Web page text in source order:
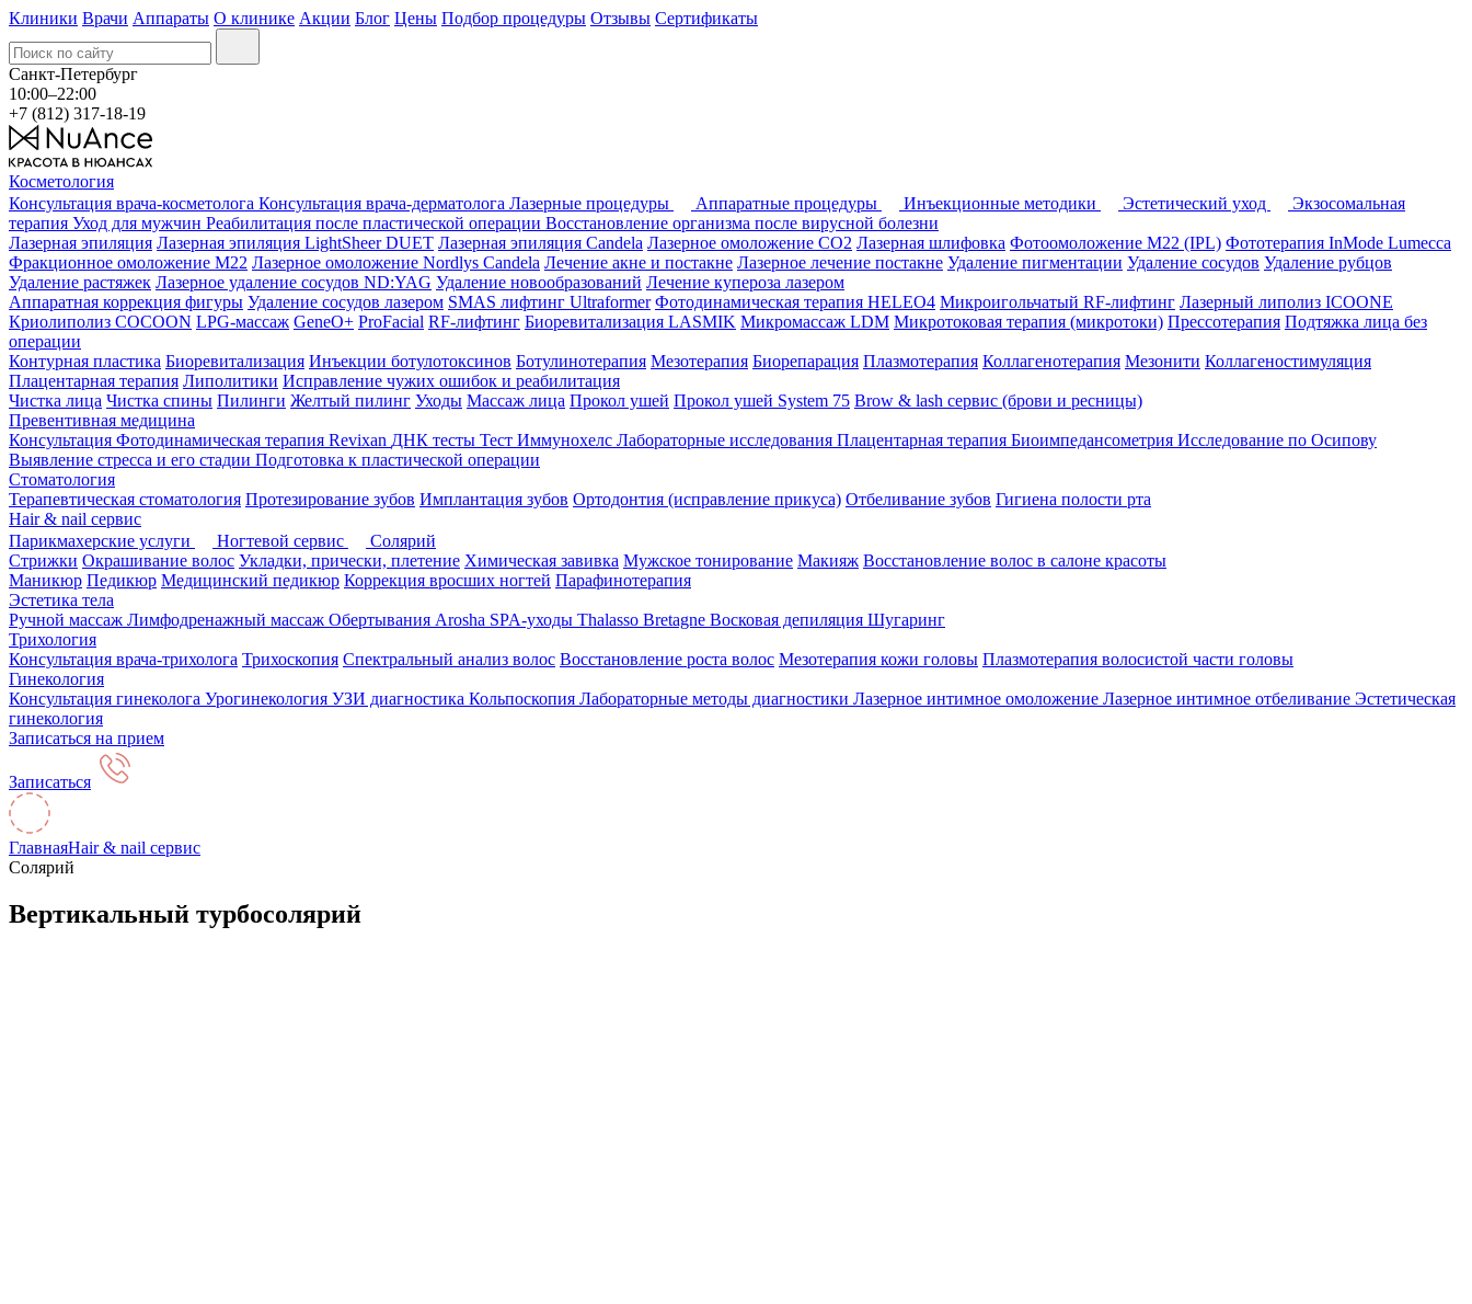
Клиники Врачи Аппараты О клинике Акции Блог Цены Подбор процедуры Отзывы Сертификаты
Санкт-Петербург
10:00–22:00
+7 (812) 317-18-19
Косметология
Консультация врача-косметолога Консультация врача-дерматолога Лазерные процедуры Аппаратные процедуры Инъекционные методики Эстетический уход
Экзосомальная
терапия Уход для мужчин Реабилитация после пластической операции Восстановление организма после вирусной болезни
Лазерная эпиляция Лазерная эпиляция LightSheer DUET Лазерная эпиляция Candela Лазерное омоложение СО2 Лазерная шлифовка Фотоомоложение M22 (IPL) Фототерапия InMode Lumecca
Фракционное омоложение M22 Лазерное омоложение Nordlys Candela Лечение акне и постакне Лазерное лечение постакне Удаление пигментации Удаление сосудов Удаление рубцов
Удаление растяжек Лазерное удаление сосудов ND:YAG Удаление новообразований Лечение купероза лазером
Аппаратная коррекция фигуры Удаление сосудов лазером SMAS лифтинг Ultraformer Фотодинамическая терапия HELEO4 Микроигольчатый RF-лифтинг Лазерный липолиз ICOONE
Криолиполиз COCOON LPG-массаж GeneO+ ProFacial RF-лифтинг Биоревитализация LASMIK Микромассаж LDM Микротоковая терапия (микротоки) Прессотерапия Подтяжка лица без
операции
Контурная пластика Биоревитализация Инъекции ботулотоксинов Ботулинотерапия Мезотерапия Биорепарация Плазмотерапия Коллагенотерапия Мезонити Коллагеностимуляция
Плацентарная терапия Липолитики Исправление чужих ошибок и реабилитация
Чистка лица Чистка спины Пилинги Желтый пилинг Уходы Массаж лица Прокол ушей Прокол ушей System 75 Brow & lash сервис (брови и ресницы)
Превентивная медицина
Консультация Фотодинамическая терапия Revixan ДНК тесты Тест Иммунохелс Лабораторные исследования Плацентарная терапия Биоимпедансометрия Исследование по Осипову
Выявление стресса и его стадии Подготовка к пластической операции
Стоматология
Терапевтическая стоматология Протезирование зубов Имплантация зубов Ортодонтия (исправление прикуса) Отбеливание зубов Гигиена полости рта
Hair & nail сервис
Парикмахерские услуги
Ногтевой сервис
Солярий
Стрижки Окрашивание волос Укладки, прически, плетение Химическая завивка Мужское тонирование Макияж Восстановление волос в салоне красоты
Маникюр Педикюр Медицинский педикюр Коррекция вросших ногтей Парафинотерапия
Эстетика тела
Ручной массаж Лимфодренажный массаж Обертывания Arosha SPA-уходы Thalasso Bretagne Восковая депиляция Шугаринг
Трихология
Консультация врача-трихолога Трихоскопия Спектральный анализ волос Восстановление роста волос Мезотерапия кожи головы Плазмотерапия волосистой части головы
Гинекология
Консультация гинеколога Урогинекология УЗИ диагностика Кольпоскопия Лабораторные методы диагностики Лазерное интимное омоложение Лазерное интимное отбеливание Эстетическая
гинекология
Записаться на прием
Записаться
ГлавнаяHair & nail сервис
Солярий
Вертикальный турбосолярий